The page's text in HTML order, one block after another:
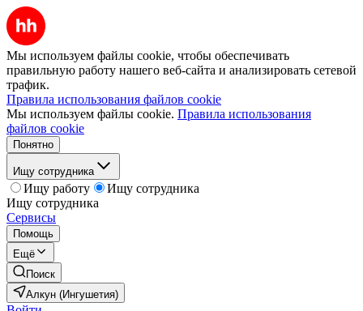
Мы используем файлы cookie, чтобы обеспечивать
правильную работу нашего веб-сайта и анализировать сетевой
трафик.
Правила использования файлов cookie
Мы используем файлы cookie. Правила использования
файлов cookie
Понятно
Ищу сотрудника
Ищу работу
Ищу сотрудника
Ищу сотрудника
Сервисы
Помощь
Ещё
Поиск
Алкун (Ингушетия)